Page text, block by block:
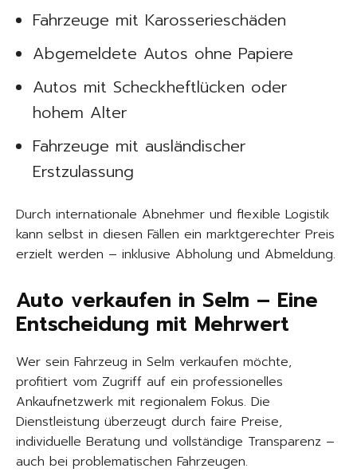
Fahrzeuge mit Karosserieschäden
Abgemeldete Autos ohne Papiere
Autos mit Scheckheftlücken oder
hohem Alter
Fahrzeuge mit ausländischer
Erstzulassung
Durch internationale Abnehmer und flexible Logistik
kann selbst in diesen Fällen ein marktgerechter Preis
erzielt werden – inklusive Abholung und Abmeldung.
Auto verkaufen in Selm – Eine
Entscheidung mit Mehrwert
Wer sein Fahrzeug in Selm verkaufen möchte,
profitiert vom Zugriff auf ein professionelles
Ankaufnetzwerk mit regionalem Fokus. Die
Dienstleistung überzeugt durch faire Preise,
individuelle Beratung und vollständige Transparenz –
auch bei problematischen Fahrzeugen.